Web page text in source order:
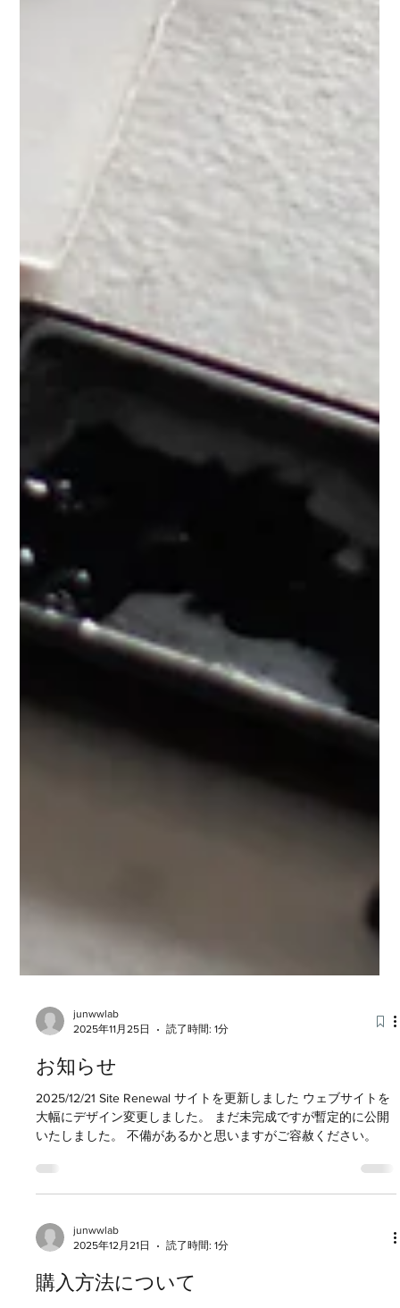
2025年11月25日
お知らせ
2025/12/21 Site Renewal サイトを更新しました ウェブサイトを
大幅にデザイン変更しました。 まだ未完成ですが暫定的に公開
いたしました。 不備があるかと思いますがご容赦ください。
2025年12月21日
読了時間: 1分